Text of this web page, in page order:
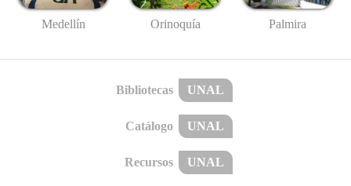
Medellín Orinoquía Palmira
Bibliotecas UNAL
Catálogo UNAL
Recursos UNAL